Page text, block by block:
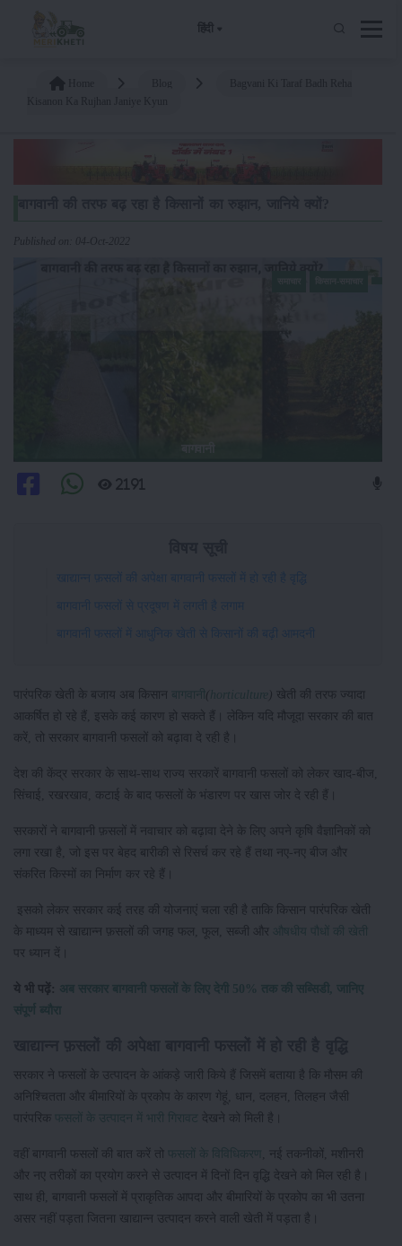
हिंदी
Published on: 04-Oct-2022
2191
खाद्यान्न फ़सलों की अपेक्षा बागवानी फसलों में हो रही है वृद्धि
बागवानी फसलों से प्रदूषण में लगती है लगाम
बागवानी फसलों में आधुनिक खेती से किसानों की बढ़ी आमदनी
पारंपरिक खेती के बजाय अब किसान बागवानी ( horticulture ) खेती की तरफ ज्यादा
आकर्षित हो रहे हैं, इसके कई कारण हो सकते हैं। लेकिन यदि मौजूदा सरकार की बात
करें, तो सरकार बागवानी फसलों को बढ़ावा दे रही है।
देश की केंद्र सरकार के साथ-साथ राज्य सरकारें बागवानी फसलों को लेकर खाद-बीज,
सिंचाई, रखरखाव, कटाई के बाद फसलों के भंडारण पर खास जोर दे रही हैं।
सरकारों ने बागवानी फ़सलों में नवाचार को बढ़ावा देने के लिए अपने कृषि वैज्ञानिकों को
लगा रखा है, जो इस पर बेहद बारीकी से रिसर्च कर रहे हैं तथा नए-नए बीज और
संकरित किस्मों का निर्माण कर रहे हैं।
इसको लेकर सरकार कई तरह की योजनाएं चला रही है ताकि किसान पारंपरिक खेती
के माध्यम से खाद्यान्न फ़सलों की जगह फल, फूल, सब्जी और
औषधीय पौधों की खेती
पर ध्यान दें।
ये भी पढ़ें: अब सरकार बागवानी फसलों के लिए देगी 50% तक की सब्सिडी, जानिए
संपूर्ण ब्यौरा
सरकार ने फसलों के उत्पादन के आंकड़े जारी किये हैं जिसमें बताया है कि मौसम की
अनिश्चितता और बीमारियों के प्रकोप के कारण गेहूं, धान, दलहन, तिलहन जैसी
पारंपरिक
फसलों के उत्पादन में भारी गिरावट देखने को मिली है।
वहीं बागवानी फसलों की बात करें तो फसलों के विविधिकरण
, नई तकनीकों, मशीनरी
और नए तरीकों का प्रयोग करने से उत्पादन में दिनों दिन वृद्धि देखने को मिल रही है।
साथ ही, बागवानी फसलों में प्राकृतिक आपदा और बीमारियों के प्रकोप का भी उतना
असर नहीं पड़ता जितना खाद्यान्न उत्पादन करने वाली खेती में पड़ता है।